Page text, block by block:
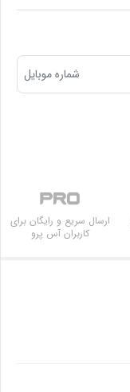
ارسال سریع و رایگان برای
کاربران آس پرو